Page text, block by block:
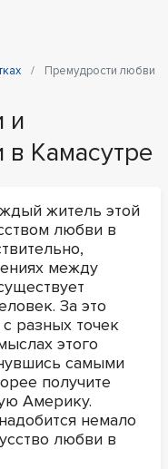
Премудрости любви
и
в Камасутре
житель этой
любви в
между
За это
разных точек
этого
самыми
получите
Америку.
немало
любви в